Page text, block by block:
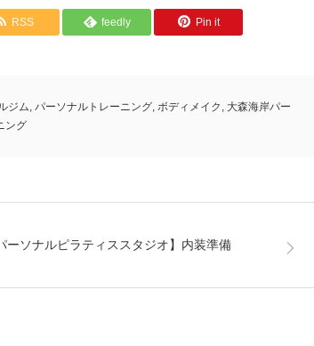
RSS feedly Pin it
ジム パーソナルトレーニング ボディメイク
大森海岸パー
ング
ーソナルピラティススタジオ】内装準備